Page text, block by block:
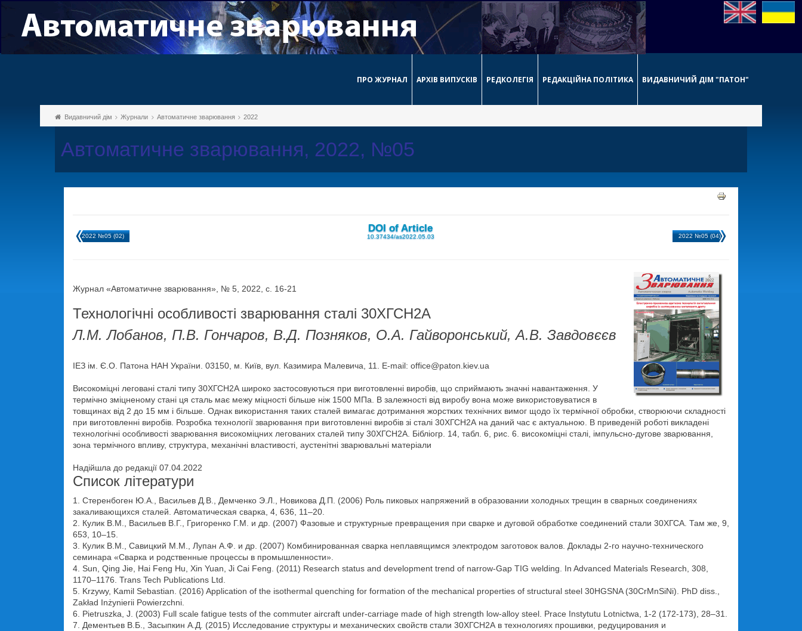
ПРО ЖУРНАЛ АРХІВ ВИПУСКІВ РЕДКОЛЕГІЯ РЕДАКЦІЙНА ПОЛІТИКА ВИДАВНИЧИЙ ДІМ "ПАТОН"
Видавничий дім Журнали Автоматичне зварювання 2022
Автоматичне зварювання, 2022, №05
2022 №05 (02)
DOI of Article
10.37434/as2022.05.03 2022 №05 (04)
Журнал «Автоматичне зварювання», № 5, 2022, с. 16-21
Технологічні особливості зварювання сталі 30ХГСН2А
Л.М. Лобанов, П.В. Гончаров, В.Д. Позняков, О.А. Гайворонський, А.В. Завдовєєв
ІЕЗ ім. Є.О. Патона НАН України. 03150, м. Київ, вул. Казимира Малевича, 11. E-mail: office@paton.kiev.ua
Високоміцні леговані сталі типу 30ХГСН2А широко застосовуються при виготовленні виробів, що сприймають значні навантаження. У
термічно зміцненому стані ця сталь має межу міцності більше ніж 1500 МПа. В залежності від виробу вона може використовуватися в
товщинах від 2 до 15 мм і більше. Однак використання таких сталей вимагає дотримання жорстких технічних вимог щодо їх термічної обробки, створюючи складності
при виготовленні виробів. Розробка технології зварювання при виготовленні виробів зі сталі 30ХГСН2А на даний час є актуальною. В приведеній роботі викладені
технологічні особливості зварювання високоміцних легованих сталей типу 30ХГСН2А. Бібліогр. 14, табл. 6, рис. 6. високоміцні сталі, імпульсно-дугове зварювання,
зона термічного впливу, структура, механічні властивості, аустенітні зварювальні матеріали
Надійшла до редакції 07.04.2022
Список літератури
1. Стеренбоген Ю.А., Васильев Д.В., Демченко Э.Л., Новикова Д.П. (2006) Роль пиковых напряжений в образовании холодных трещин в сварных соединениях
закаливающихся сталей. Автоматическая сварка, 4, 636, 11–20.
2. Кулик В.М., Васильев В.Г., Григоренко Г.М. и др. (2007) Фазовые и структурные превращения при сварке и дуговой обработке соединений стали 30ХГСА. Там же, 9,
653, 10–15.
3. Кулик В.М., Савицкий М.М., Лупан А.Ф. и др. (2007) Комбинированная сварка неплавящимся электродом заготовок валов. Доклады 2-го научно-технического
семинара «Сварка и родственные процессы в промышленности».
4. Sun, Qing Jie, Hai Feng Hu, Xin Yuan, Ji Cai Feng. (2011) Research status and development trend of narrow-Gap TIG welding. In Advanced Materials Research, 308,
1170–1176. Trans Tech Publications Ltd.
5. Krzywy, Kamil Sebastian. (2016) Application of the isothermal quenching for formation of the mechanical properties of structural steel 30HGSNA (30CrMnSiNi). PhD diss.,
Zakład Inżynierii Powierzchni.
6. Pietruszka, J. (2003) Full scale fatigue tests of the commuter aircraft under-carriage made of high strength low-alloy steel. Prace Instytutu Lotnictwa, 1-2 (172-173), 28–31.
7. Дементьев В.Б., Засыпкин А.Д. (2015) Исследование структуры и механических свойств стали 30ХГСН2А в технологиях прошивки, редуцирования и